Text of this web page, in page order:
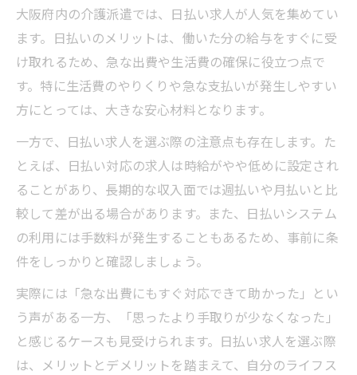
大阪府内の介護派遣では、日払い求人が人気を集めてい
ます。日払いのメリットは、働いた分の給与をすぐに受
け取れるため、急な出費や生活費の確保に役立つ点で
す。特に生活費のやりくりや急な支払いが発生しやすい
方にとっては、大きな安心材料となります。
一方で、日払い求人を選ぶ際の注意点も存在します。た
とえば、日払い対応の求人は時給がやや低めに設定され
ることがあり、長期的な収入面では週払いや月払いと比
較して差が出る場合があります。また、日払いシステム
の利用には手数料が発生することもあるため、事前に条
件をしっかりと確認しましょう。
実際には「急な出費にもすぐ対応できて助かった」とい
う声がある一方、「思ったより手取りが少なくなった」
と感じるケースも見受けられます。日払い求人を選ぶ際
は、メリットとデメリットを踏まえて、自分のライフス